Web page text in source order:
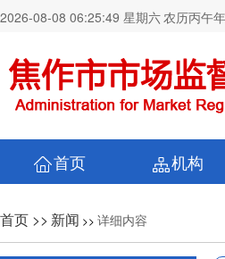
2026-08-08 06:25:50 星期六农历丙午
首页 机构
首页 >> 新闻 >> 详细内容